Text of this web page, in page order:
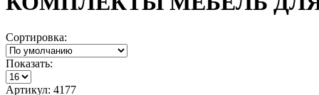
Сортировка:
Показать:
Артикул: 4177